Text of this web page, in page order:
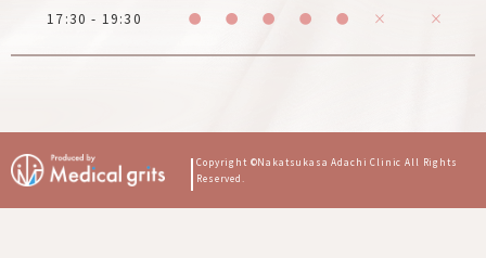
17:30 - 19:30 ● ● ● ● ● × ×
Copyright ©Nakatsukasa Adachi ClinicAll Rights
Reserved.